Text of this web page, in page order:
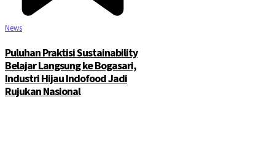
News
Puluhan Praktisi Sustainability
Belajar Langsung ke Bogasari,
Industri Hijau Indofood Jadi
Rujukan Nasional